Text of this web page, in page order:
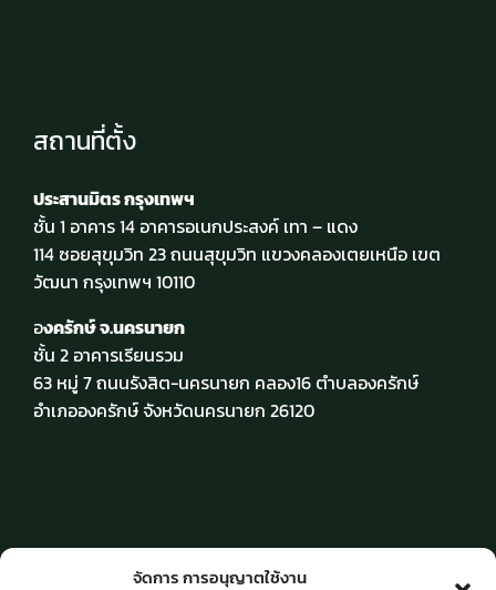
จัดการ การอนุญาตใช้งาน
สถานที่ตั้ง
ประสานมิตร กรุงเทพฯ
ชั้น 1 อาคาร 14 อาคารอเนกประสงค์ เทา – แดง
114 ซอยสุขุมวิท 23 ถนนสุขุมวิท แขวงคลองเตยเหนือ เขต
วัฒนา กรุงเทพฯ 10110
องครักษ์ จ.นครนายก
ชั้น 2 อาคารเรียนรวม
63 หมู่ 7 ถนนรังสิต-นครนายก คลอง16 ตำบลองครักษ์
อำเภอองครักษ์ จังหวัดนครนายก 26120